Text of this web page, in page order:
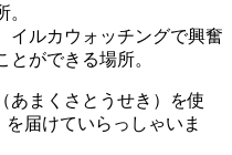
イルカウォッチングで興奮
とができる場所。
あまくさとうせき）を使
届けていらっしゃいま